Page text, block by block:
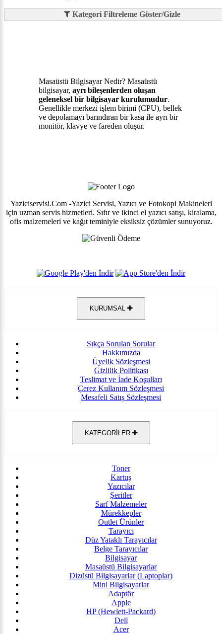
Kategori Filtreleme Göster/Gizle
Masaüstü Bilgisayar Nedir? Masaüstü
bilgisayar, ayrı bileşenlerden oluşan
geleneksel bir bilgisayar kurulumudur.
Genellikle merkezi işlem birimi (CPU), bellek
ve depolamayı barındıran bir kasa ile ayrı bir
monitör, klavye ve fareden oluşur.
Yaziciservisi.Com -Yazici Servisi, Yazıcı ve Fotokopi Makineleri
için uzman servis hizmetleri. Sıfır ve ikinci el yazıcı satışı, kiralama,
ofis malzemeleri ve kağıt teminiyle eksiksiz çözümler sunuyoruz.
KURUMSAL
Sıkça Sorulan Sorular
Hakkımızda
Üyelik Sözleşmesi
Gizlilik Politikası
Teslimat ve İade Koşulları
Çerez Kullanım Sözleşmesi
Mesafeli Satış Sözleşmesi
KATEGORİLER
Toner
Kartuş
Yazıcılar
Şeritler
Sarf Malzemeler
Mürekkepler
Outlet Ürünler
Tarayıcı
Düz Yataklı Tarayıcılar
Belge Tarayıcılar
Bilgisayar
Masaüstü Bilgisayarlar
Dizüstü Bilgisayarlar (Laptoplar)
Mini Bilgisayarlar
Adaptör
Apple
HP (Hewlett-Packard)
Dell
Acer